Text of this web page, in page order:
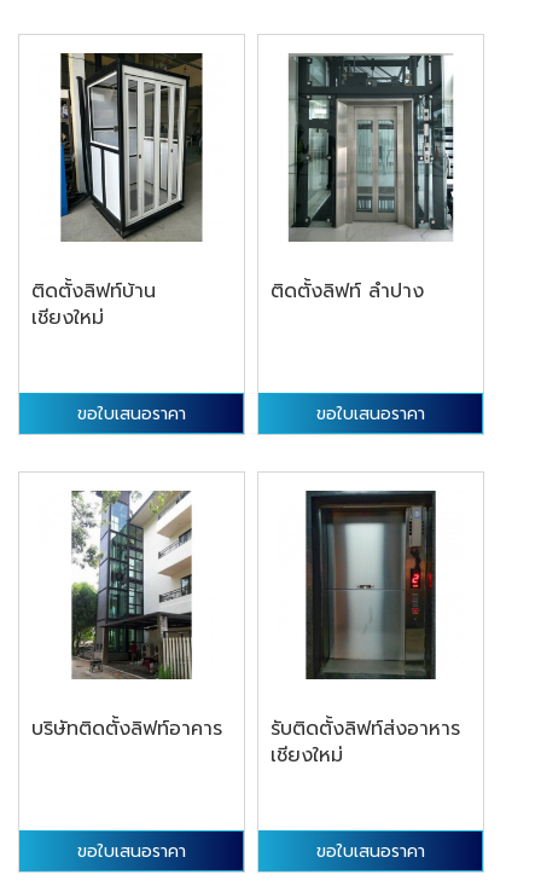
ติดตั้งลิฟท์บ้าน
เชียงใหม่
ขอใบเสนอราคา
ติดตั้งลิฟท์ ลำปาง
ขอใบเสนอราคา
บริษัทติดตั้งลิฟท์อาคาร
ขอใบเสนอราคา
รับติดตั้งลิฟท์ส่งอาหาร
เชียงใหม่
ขอใบเสนอราคา